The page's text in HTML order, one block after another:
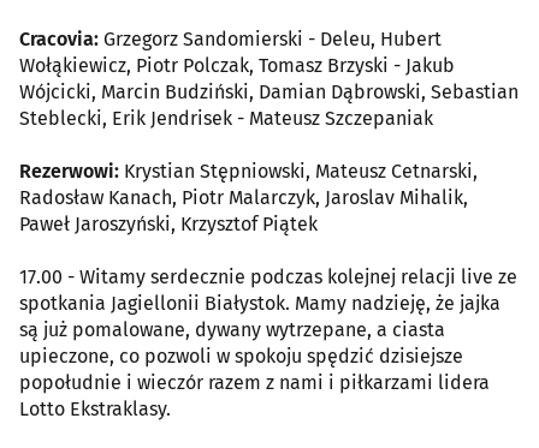
Cracovia: Grzegorz Sandomierski - Deleu, Hubert
Wołąkiewicz, Piotr Polczak, Tomasz Brzyski - Jakub
Wójcicki, Marcin Budziński, Damian Dąbrowski, Sebastian
Steblecki, Erik Jendrisek - Mateusz Szczepaniak
Rezerwowi: Krystian Stępniowski, Mateusz Cetnarski,
Radosław Kanach, Piotr Malarczyk, Jaroslav Mihalik,
Paweł Jaroszyński, Krzysztof Piątek
17.00 - Witamy serdecznie podczas kolejnej relacji live ze
spotkania Jagiellonii Białystok. Mamy nadzieję, że jajka
są już pomalowane, dywany wytrzepane, a ciasta
upieczone, co pozwoli w spokoju spędzić dzisiejsze
popołudnie i wieczór razem z nami i piłkarzami lidera
Lotto Ekstraklasy.